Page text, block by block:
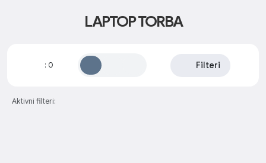
LAPTOP TORBA
: 0 Filteri
Aktivni filteri: